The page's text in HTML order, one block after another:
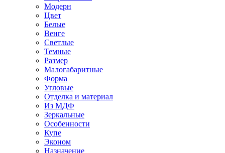
Модерн
Цвет
Белые
Венге
Светлые
Темные
Размер
Малогабаритные
Форма
Угловые
Отделка и материал
Из МДФ
Зеркальные
Особенности
Купе
Эконом
Назначение